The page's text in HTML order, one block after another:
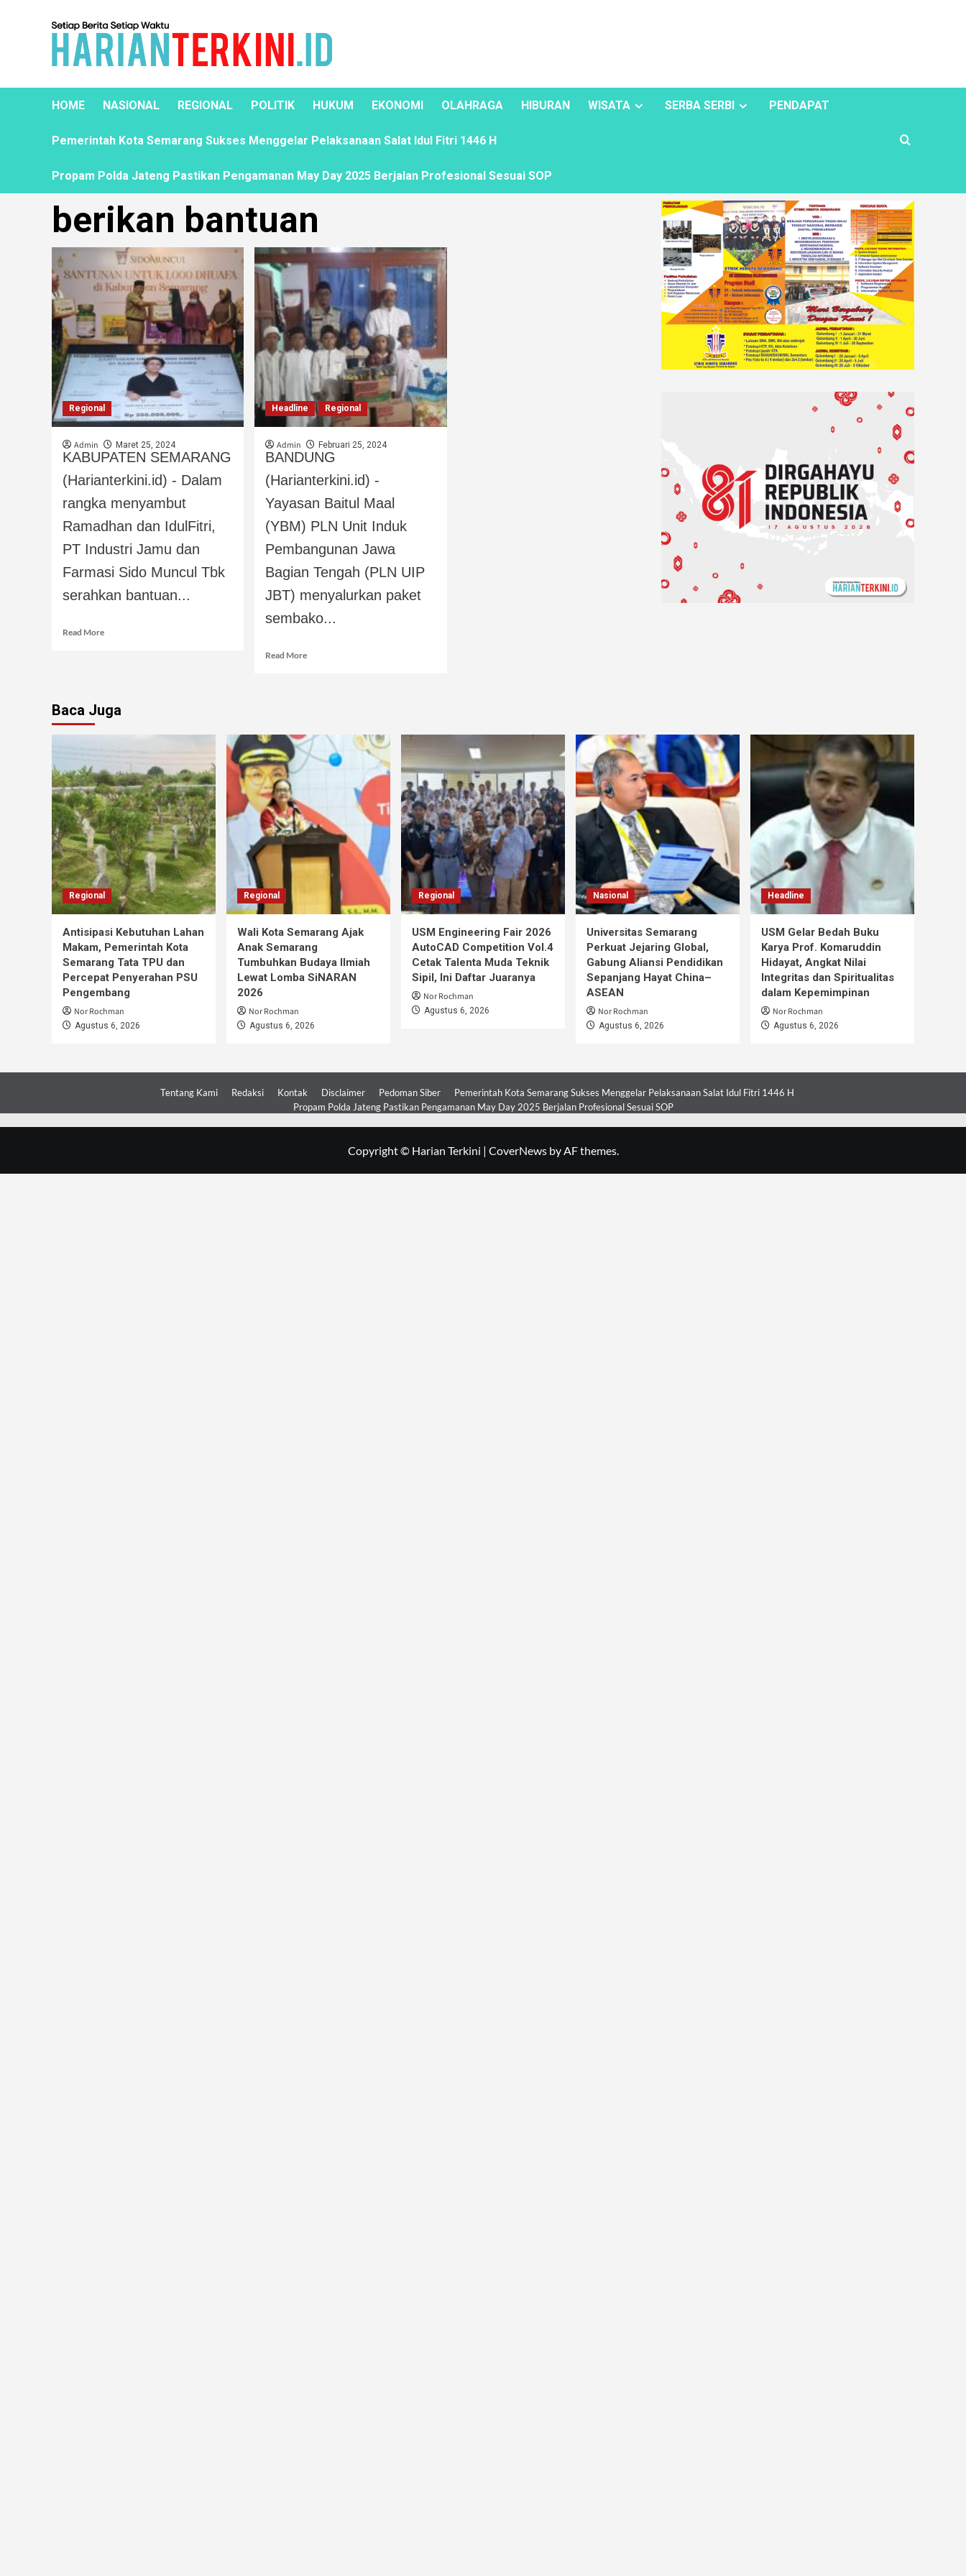
HOME NASIONAL REGIONAL POLITIK HUKUM EKONOMI OLAHRAGA HIBURAN WISATA SERBA SERBI PENDAPAT
Pemerintah Kota Semarang Sukses Menggelar Pelaksanaan Salat Idul Fitri 1446 H
Propam Polda Jateng Pastikan Pengamanan May Day 2025 Berjalan Profesional Sesuai SOP
berikan bantuan
Regional
Admin Maret 25, 2024
KABUPATEN SEMARANG
(Harianterkini.id) - Dalam
rangka menyambut
Ramadhan dan IdulFitri,
PT Industri Jamu dan
Farmasi Sido Muncul Tbk
serahkan bantuan...
Read More
Headline Regional
Admin Februari 25, 2024
BANDUNG
(Harianterkini.id) -
Yayasan Baitul Maal
(YBM) PLN Unit Induk
Pembangunan Jawa
Bagian Tengah (PLN UIP
JBT) menyalurkan paket
sembako...
Read More
Baca Juga
Regional
Antisipasi Kebutuhan Lahan
Makam, Pemerintah Kota
Semarang Tata TPU dan
Percepat Penyerahan PSU
Pengembang
Nor Rochman
Agustus 6, 2026
Regional
Wali Kota Semarang Ajak
Anak Semarang
Tumbuhkan Budaya Ilmiah
Lewat Lomba SiNARAN
2026
Nor Rochman
Agustus 6, 2026
Regional
USM Engineering Fair 2026
AutoCAD Competition Vol.4
Cetak Talenta Muda Teknik
Sipil, Ini Daftar Juaranya
Nor Rochman
Agustus 6, 2026
Nasional
Universitas Semarang
Perkuat Jejaring Global,
Gabung Aliansi Pendidikan
Sepanjang Hayat China–
ASEAN
Nor Rochman
Agustus 6, 2026
Headline
USM Gelar Bedah Buku
Karya Prof. Komaruddin
Hidayat, Angkat Nilai
Integritas dan Spiritualitas
dalam Kepemimpinan
Nor Rochman
Agustus 6, 2026
Tentang Kami Redaksi Kontak Disclaimer Pedoman Siber
Pemerintah Kota Semarang Sukses Menggelar Pelaksanaan Salat Idul Fitri 1446 H
Propam Polda Jateng Pastikan Pengamanan May Day 2025 Berjalan Profesional Sesuai SOP
Copyright © Harian Terkini | CoverNewsby AF themes.